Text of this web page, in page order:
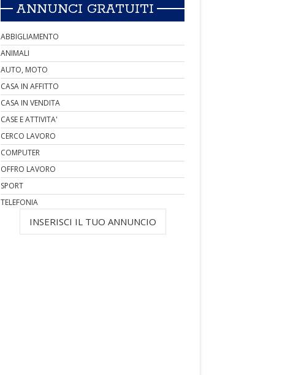
ANNUNCI GRATUITI
ABBIGLIAMENTO
ANIMALI
AUTO, MOTO
CASA IN AFFITTO
CASA IN VENDITA
CASE E ATTIVITA'
CERCO LAVORO
COMPUTER
OFFRO LAVORO
SPORT
TELEFONIA
INSERISCI IL TUO ANNUNCIO